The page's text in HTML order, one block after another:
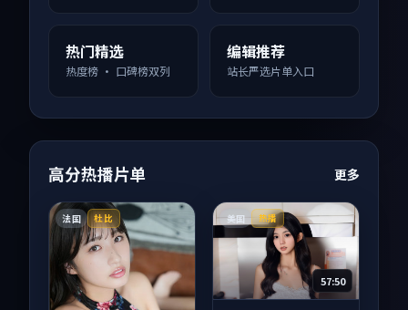
热门精选
热度榜 · 口碑榜双列
编辑推荐
站长严选片单入口
高分热播片单 更多
法国 杜比 美国 热播
57:50